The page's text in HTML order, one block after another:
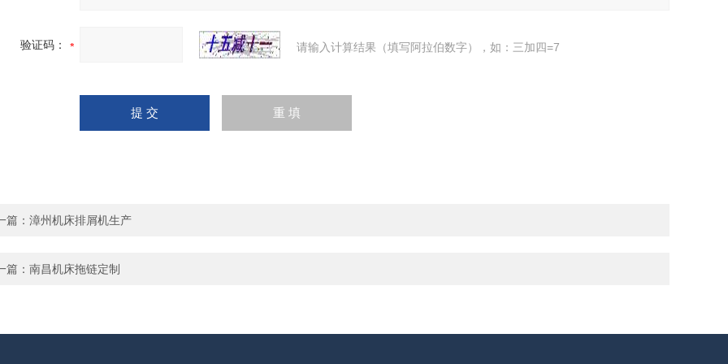
验证码： 请输入计算结果（填写阿拉伯数字），如：三加四=7
篇： 漳州机床排屑机生产
篇： 南昌机床拖链定制